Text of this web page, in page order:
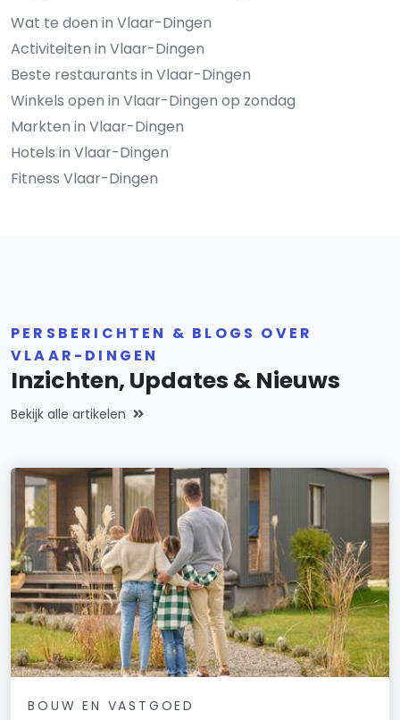
Wat te doen in Vlaar-Dingen
Activiteiten in Vlaar-Dingen
Beste restaurants in Vlaar-Dingen
Winkels open in Vlaar-Dingen op zondag
Markten in Vlaar-Dingen
Hotels in Vlaar-Dingen
Fitness Vlaar-Dingen
PERSBERICHTEN & BLOGS OVER
VLAAR-DINGEN
Inzichten, Updates & Nieuws
Bekijk alle artikelen
BOUW EN VASTGOED